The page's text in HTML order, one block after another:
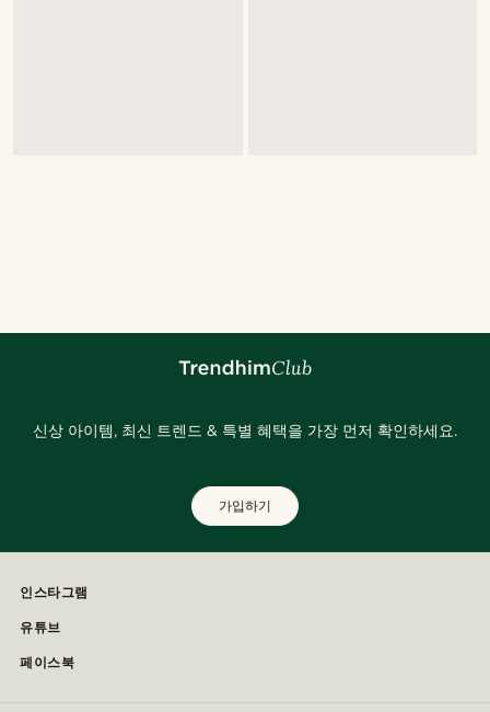
신상 아이템, 최신 트렌드 & 특별 혜택을 가장 먼저 확인하세요.
가입하기
인스타그램
유튜브
페이스북